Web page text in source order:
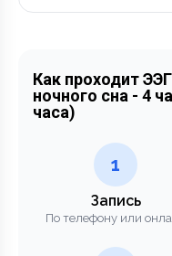
Как проходит
ночного сна - 4
часа)
1
Запись
По телефону или